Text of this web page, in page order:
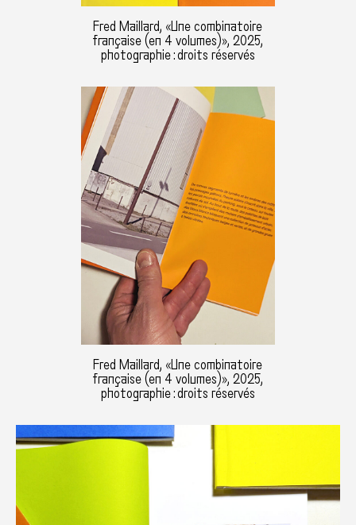
Fred Maillard, «Une combinatoire
française (en 4 volumes)», 2025,
photographie : droits réservés
Fred Maillard, «Une combinatoire
française (en 4 volumes)», 2025,
photographie : droits réservés